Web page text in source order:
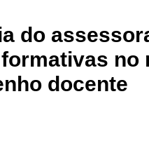
do
no
docente